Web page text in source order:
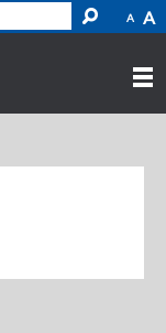
A A